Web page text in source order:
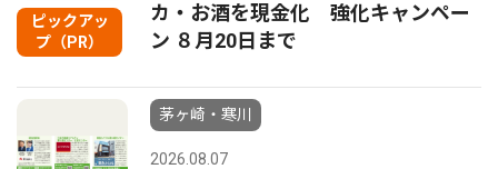
ピックアッ
プ（PR）
カ・お酒を現金化 強化キャンペー
ン ８月20日まで
茅ヶ崎・寒川
2026.08.07